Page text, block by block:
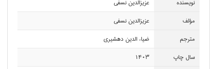
نويسنده
عزيزالدين نسفي
مؤلف
عزيزالدين نسفي
مترجم
ضياء الدين دهشيري
سال چاپ
1403